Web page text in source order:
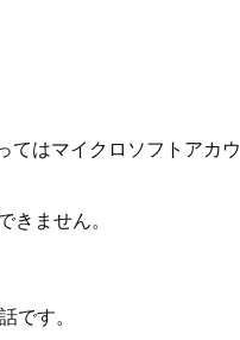
はマイクロソフトアカウ
ません。
です。